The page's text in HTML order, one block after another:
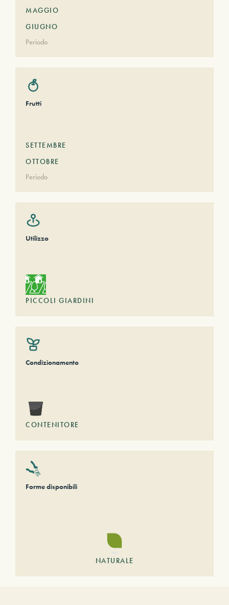
MAGGIO
GIUGNO
Periodo
Frutti
SETTEMBRE
OTTOBRE
Periodo
Utilizzo
PICCOLI GIARDINI
Condizionamento
CONTENITORE
Forme disponibili
NATURALE